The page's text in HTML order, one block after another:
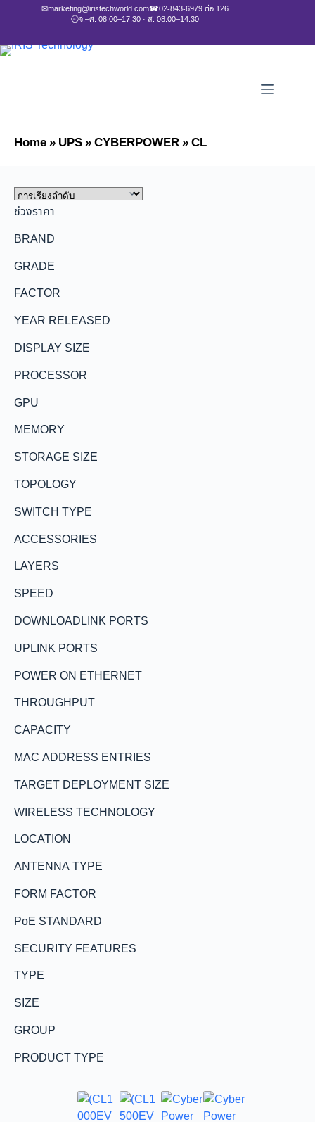
✉marketing@iristechworld.com☎02-843-6979 ต่อ 126
🕘จ.–ศ. 08:00–17:30 · ส. 08:00–14:30
Home»UPS»CYBERPOWER»CL
ช่วงราคา
BRAND
GRADE
FACTOR
YEAR RELEASED
DISPLAY SIZE
PROCESSOR
GPU
MEMORY
STORAGE SIZE
TOPOLOGY
SWITCH TYPE
ACCESSORIES
LAYERS
SPEED
DOWNLOADLINK PORTS
UPLINK PORTS
POWER ON ETHERNET
THROUGHPUT
CAPACITY
MAC ADDRESS ENTRIES
TARGET DEPLOYMENT SIZE
WIRELESS TECHNOLOGY
LOCATION
ANTENNA TYPE
FORM FACTOR
PoE STANDARD
SECURITY FEATURES
TYPE
SIZE
GROUP
PRODUCT TYPE